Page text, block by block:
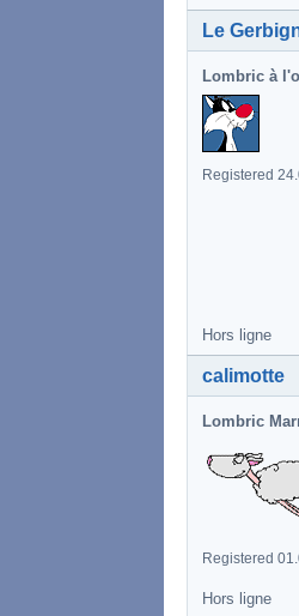
Le
Lombric à
Registered
Hors ligne
calimotte
Lombric
Registered
Hors ligne